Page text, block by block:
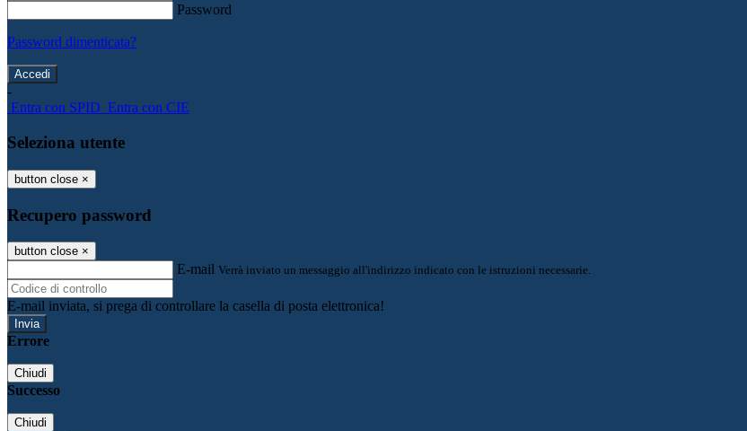
Password
Password dimenticata?
-
Entra con SPID Entra con CIE
Seleziona utente
button close ×
Recupero password
button close ×
E-mail Verrà inviato un messaggio all'indirizzo indicato con le istruzioni necessarie.
E-mail inviata, si prega di controllare la casella di posta elettronica!
Errore
Chiudi
Successo
Chiudi